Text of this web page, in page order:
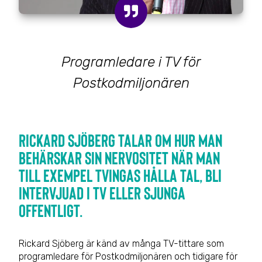
Programledare i TV för
Postkodmiljonären
Rickard Sjöberg talar om hur man
behärskar sin nervositet när man
till exempel tvingas hålla tal, bli
intervjuad i TV eller sjunga
offentligt.
Rickard Sjöberg är känd av många TV-tittare som
programledare för Postkodmiljonären och tidigare för